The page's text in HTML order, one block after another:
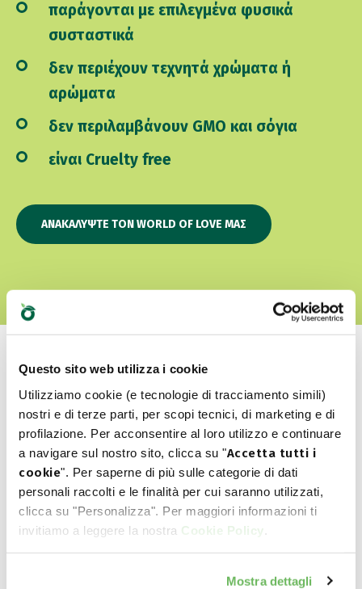
Questo sito web utilizza i cookie
Utilizziamo cookie (e tecnologie di tracciamento simili)
nostri e di terze parti, per scopi tecnici, di marketing e di
profilazione. Per acconsentire al loro utilizzo e continuare
a navigare sul nostro sito, clicca su "Accetta tutti i
cookie". Per saperne di più sulle categorie di dati
personali raccolti e le finalità per cui saranno utilizzati,
clicca su "Personalizza". Per maggiori informazioni ti
invitiamo a leggere la nostra Cookie Policy
Mostra dettagli
παράγονται με επιλεγμένα φυσικά
συσταστικά
δεν περιέχουν τεχνητά χρώματα ή
αρώματα
δεν περιλαμβάνουν GMO και σόγια
είναι Cruelty free
ΑΝΑΚΑΛΎΨΤΕ ΤΟΝ WORLD OF LOVE ΜΑΣ
Ποιο είναι το αγαπημένο
του?
Ανακαλύψτε τα καλύτερα προϊόντα για το
κατοικίδιο σας